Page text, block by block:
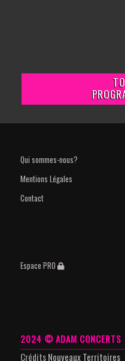
Qui sommes-nous?
Mentions Légales
Contact
Espace PRO
2024 © ADAM CONCERTS
CréditsNouveaux Territoires